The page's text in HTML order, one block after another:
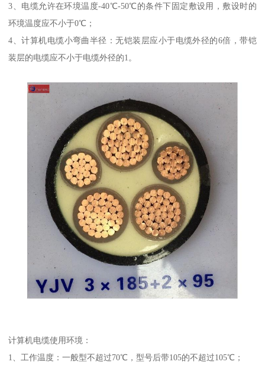
3、电缆允许在环境温度-40℃-50℃的条件下固定敷设用，敷设时的
环境温度应不小于0℃；
4、计算机电缆小弯曲半径：无铠装层应小于电缆外径的6倍，带铠
装层的电缆应不小于电缆外径的1。
计算机电缆使用环境：
1、工作温度：一般型不超过70℃，型号后带105的不超过105℃；